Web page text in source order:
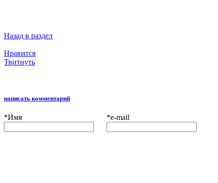
Назад в раздел
Нравится
Твитнуть
написать комментарий
*Имя *e-mail